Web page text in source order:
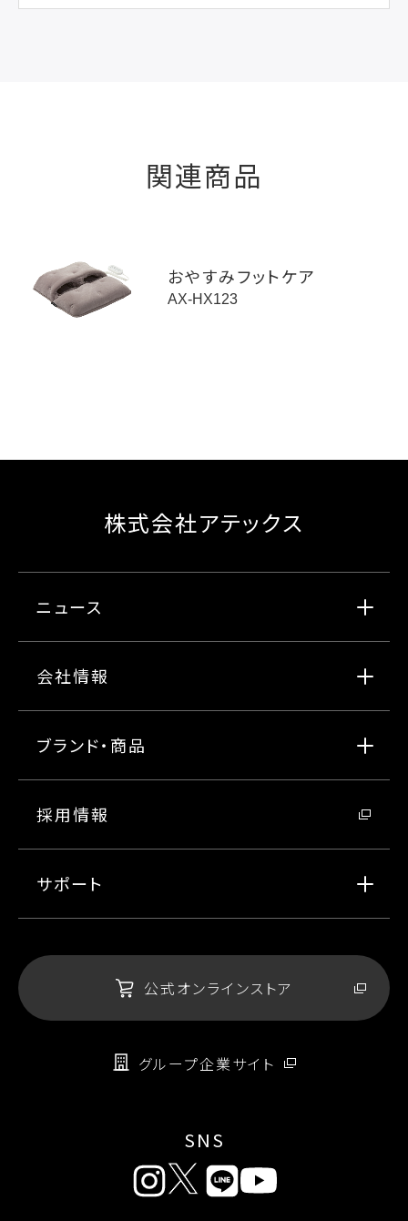
関連商品
おやすみフットケア
AX-HX123
株式会社アテックス
ニュース
会社情報
ブランド・商品
採用情報
サポート
公式オンラインストア
グループ企業サイト
SNS